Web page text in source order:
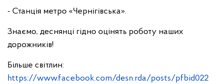
- Станція метро «Чернігівська».
Знаємо, деснянці гідно оцінять роботу наших
дорожників!
Більше світлин:
https://www.facebook.com/desn.rda/posts/pfbid022